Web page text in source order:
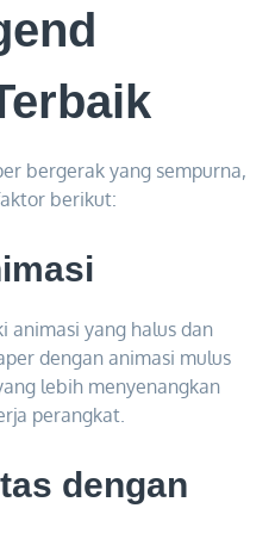
bergerak yang sempurna,
berikut:
animasi yang halus dan
dengan animasi mulus
lebih menyenangkan
perangkat.
dengan